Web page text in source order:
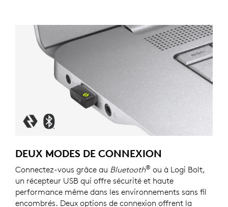
DEUX MODES DE CONNEXION
Connectez-vous grâce au Bluetooth® ou à Logi Bolt,
un récepteur USB qui offre sécurité et haute
performance même dans les environnements sans fil
encombrés. Deux options de connexion offrent la